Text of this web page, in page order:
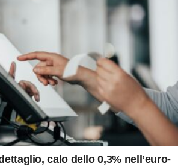
calo dello 0,3% nell’euro-